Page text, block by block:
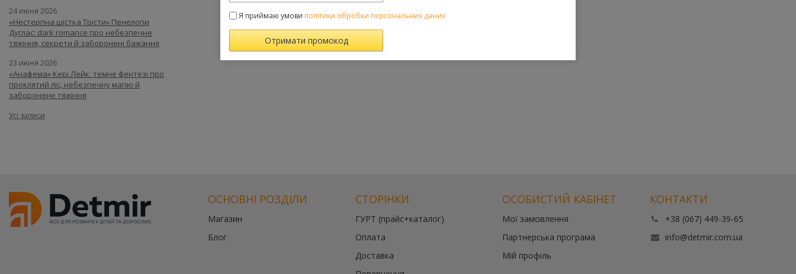
24 июня 2026
«Нестерпна шістка Трісти» Пенелопи
Дуглас: dark romance про небезпечне
тяжіння, секрети й заборонені бажання
23 июня 2026
«Анафема» Кері Лейк: темне фентезі про
проклятий ліс, небезпечну магію й
заборонене тяжіння
Усі записи
ОСНОВНІ РОЗДІЛИ
Магазин
Блог
СТОРІНКИ
ГУРТ (прайс+каталог)
Оплата
Доставка
ОСОБИСТИЙ КАБІНЕТ
Мої замовлення
Партнерська програма
Мій профіль
КОНТАКТИ
+38 (067) 449-39-65
info@detmir.com.ua
Я приймаю умови політики обробки персональних даних